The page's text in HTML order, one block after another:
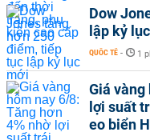
Dow
lập kỷ
QUỐC TẾ - 1
Giá vàng
lợi suất
eo biển